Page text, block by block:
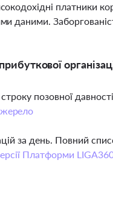
платники
даними.
позовної
за день. Повний
Платформи